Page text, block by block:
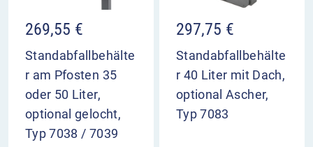
269,55 €
Standabfallbehälte
r am Pfosten 35
oder 50 Liter,
optional gelocht,
Typ 7038 / 7039
297,75 €
Standabfallbehälte
r 40 Liter mit Dach,
optional Ascher,
Typ 7083